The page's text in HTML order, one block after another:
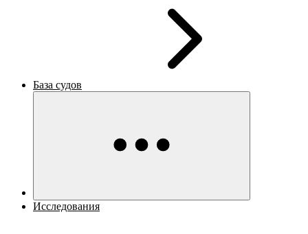
База судов
Исследования